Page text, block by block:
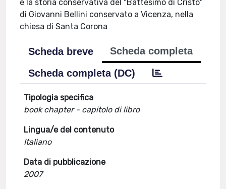
e la storia conservativa del "Battesimo di Cristo"
di Giovanni Bellini conservato a Vicenza, nella
chiesa di Santa Corona
Scheda breve
Scheda completa
Scheda completa (DC)
Tipologia specifica
book chapter - capitolo di libro
Lingua/e del contenuto
Italiano
Data di pubblicazione
2007